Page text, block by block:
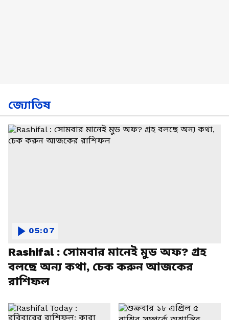
জ্যোতিষ
Rashifal : সোমবার মানেই মুড অফ? গ্রহ
বলছে অন্য কথা, চেক করুন আজকের
রাশিফল
05:07